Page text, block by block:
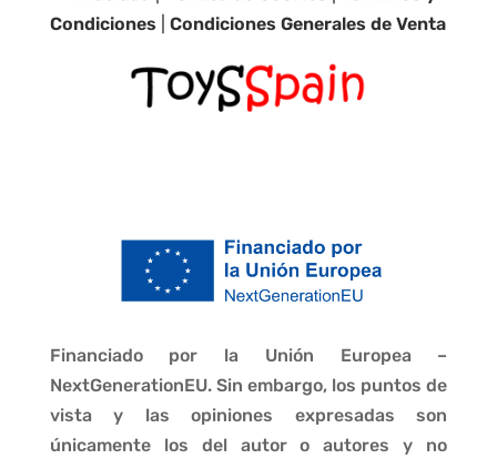
Condiciones |Condiciones Generales de Venta
Financiado por la Unión Europea –
NextGenerationEU. Sin embargo, los puntos de
vista y las opiniones expresadas son
únicamente los del autor o autores y no